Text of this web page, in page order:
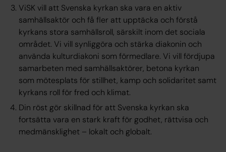
ViSK vill att Svenska kyrkan ska vara en aktiv
samhällsaktör och få fler att upptäcka och förstå
kyrkans stora samhällsroll, särskilt inom det sociala
området. Vi vill synliggöra och stärka diakonin och
använda kulturdiakoni som förmedlare. Vi vill fördjupa
samarbeten med samhällsaktörer, betona kyrkan
som mötesplats för stillhet, kamp och solidaritet samt
kyrkans roll för fred och klimat.
Din röst gör skillnad för att Svenska kyrkan ska
fortsätta vara en stark kraft för godhet, rättvisa och
medmänsklighet – lokalt och globalt.